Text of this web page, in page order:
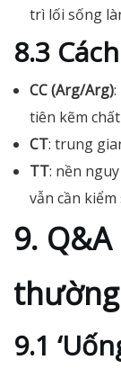
trì lối sống
8.3
CC (Arg/Arg)
tiên kẽm
CT: trung
TT: nền
vẫn cần
9.
9.1